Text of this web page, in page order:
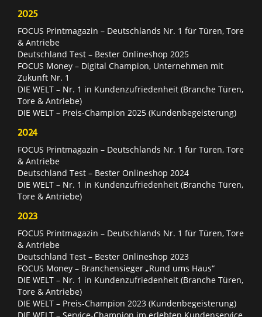
2025
FOCUS Printmagazin – Deutschlands Nr. 1 für Türen, Tore
& Antriebe
Deutschland Test – Bester Onlineshop 2025
FOCUS Money – Digital Champion, Unternehmen mit
Zukunft Nr. 1
DIE WELT – Nr. 1 in Kundenzufriedenheit (Branche Türen,
Tore & Antriebe)
DIE WELT – Preis-Champion 2025 (Kundenbegeisterung)
2024
FOCUS Printmagazin – Deutschlands Nr. 1 für Türen, Tore
& Antriebe
Deutschland Test – Bester Onlineshop 2024
DIE WELT – Nr. 1 in Kundenzufriedenheit (Branche Türen,
Tore & Antriebe)
2023
FOCUS Printmagazin – Deutschlands Nr. 1 für Türen, Tore
& Antriebe
Deutschland Test – Bester Onlineshop 2023
FOCUS Money – Branchensieger „Rund ums Haus“
DIE WELT – Nr. 1 in Kundenzufriedenheit (Branche Türen,
Tore & Antriebe)
DIE WELT – Preis-Champion 2023 (Kundenbegeisterung)